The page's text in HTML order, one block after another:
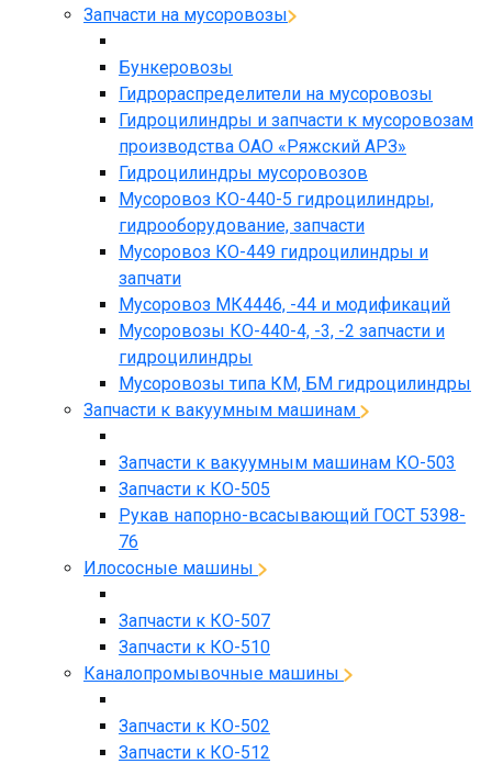
Запчасти на мусоровозы
Бункеровозы
Гидрораспределители на мусоровозы
Гидроцилиндры и запчасти к мусоровозам
производства ОАО «Ряжский АРЗ»
Гидроцилиндры мусоровозов
Мусоровоз КО-440-5 гидроцилиндры,
гидрооборудование, запчасти
Мусоровоз КО-449 гидроцилиндры и
запчати
Мусоровоз МК4446, -44 и модификаций
Мусоровозы КО-440-4, -3, -2 запчасти и
гидроцилиндры
Мусоровозы типа КМ, БМ гидроцилиндры
Запчасти к вакуумным машинам
Запчасти к вакуумным машинам КО-503
Запчасти к КО-505
Рукав напорно-всасывающий ГОСТ 5398-
76
Илососные машины
Запчасти к КО-507
Запчасти к КО-510
Каналопромывочные машины
Запчасти к КО-502
Запчасти к КО-512